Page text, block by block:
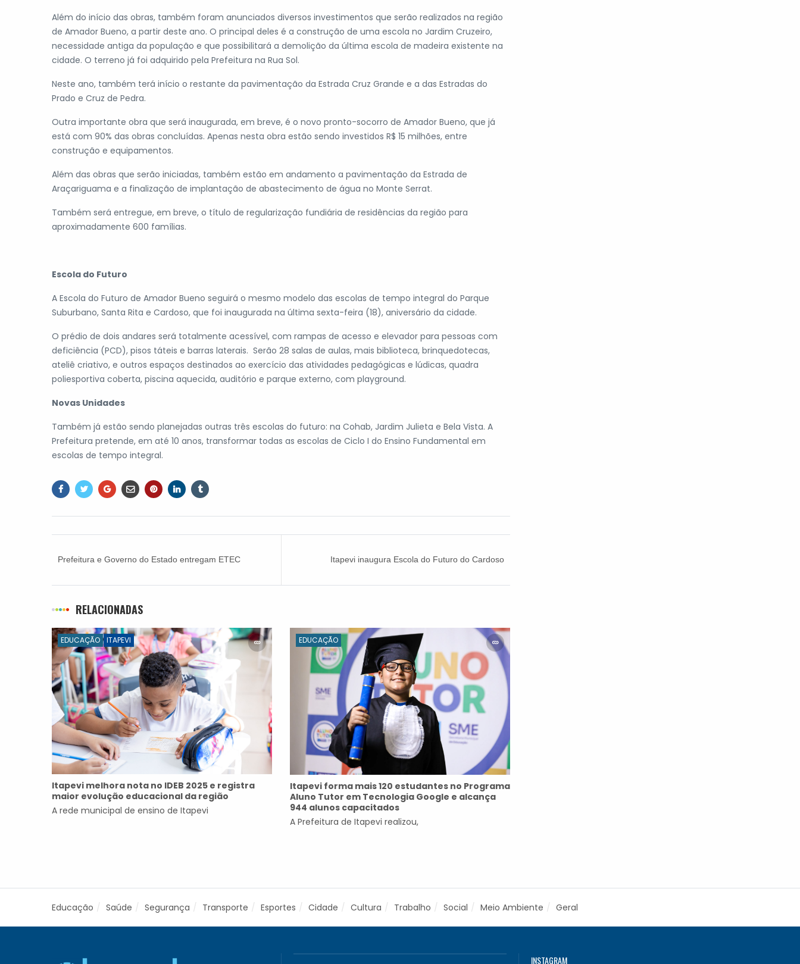
Além do início das obras, também foram anunciados diversos investimentos que serão realizados na região
de Amador Bueno, a partir deste ano. O principal deles é a construção de uma escola no Jardim Cruzeiro,
necessidade antiga da população e que possibilitará a demolição da última escola de madeira existente na
cidade. O terreno já foi adquirido pela Prefeitura na Rua Sol.
Neste ano, também terá início o restante da pavimentação da Estrada Cruz Grande e a das Estradas do
Prado e Cruz de Pedra.
Outra importante obra que será inaugurada, em breve, é o novo pronto-socorro de Amador Bueno, que já
está com 90% das obras concluídas. Apenas nesta obra estão sendo investidos R$ 15 milhões, entre
construção e equipamentos.
Além das obras que serão iniciadas, também estão em andamento a pavimentação da Estrada de
Araçariguama e a finalização de implantação de abastecimento de água no Monte Serrat.
Também será entregue, em breve, o título de regularização fundiária de residências da região para
aproximadamente 600 famílias.
Escola do Futuro
A Escola do Futuro de Amador Bueno seguirá o mesmo modelo das escolas de tempo integral do Parque
Suburbano, Santa Rita e Cardoso, que foi inaugurada na última sexta-feira (18), aniversário da cidade.
O prédio de dois andares será totalmente acessível, com rampas de acesso e elevador para pessoas com
deficiência (PCD), pisos táteis e barras laterais. Serão 28 salas de aulas, mais biblioteca, brinquedotecas,
ateliê criativo, e outros espaços destinados ao exercício das atividades pedagógicas e lúdicas, quadra
poliesportiva coberta, piscina aquecida, auditório e parque externo, com playground.
Novas Unidades
Também já estão sendo planejadas outras três escolas do futuro: na Cohab, Jardim Julieta e Bela Vista. A
Prefeitura pretende, em até 10 anos, transformar todas as escolas de Ciclo I do Ensino Fundamental em
escolas de tempo integral.
Prefeitura e Governo do Estado entregam ETEC
Itapevi inaugura Escola do Futuro do Cardoso
RELACIONADAS
EDUCAÇÃO ITAPEVI
Itapevi melhora nota no IDEB 2025 e registra
maior evolução educacional da região
A rede municipal de ensino de Itapevi
EDUCAÇÃO
Itapevi forma mais 120 estudantes no Programa
Aluno Tutor em Tecnologia Google e alcança
944 alunos capacitados
A Prefeitura de Itapevi realizou,
Educação Saúde Segurança Transporte Esportes Cidade Cultura Trabalho Social Meio Ambiente Geral
INSTAGRAM